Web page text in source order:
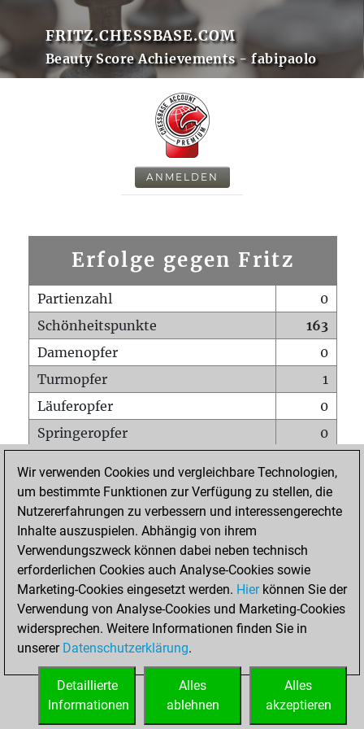
FRITZ.CHESSBASE.COM
Beauty Score Achievements - fabipaolo
ANMELDEN
Erfolge gegen Fritz
Partienzahl
0
Schönheitspunkte
163
Damenopfer
0
Turmopfer
1
Läuferopfer
0
Springeropfer
0
Matt auf vollem Brett
0
Bauer setzt Matt
0
Erstickte Matts
Unterverwandlungen
Türme auf der siebten
0
STARTSEITE
Wir verwenden Cookies und vergleichbare Technologien,
um bestimmte Funktionen zur Verfügung zu stellen, die
Nutzererfahrungen zu verbessern und interessengerechte
Inhalte auszuspielen. Abhängig von ihrem
Verwendungszweck können dabei neben technisch
erforderlichen Cookies auch Analyse-Cookies sowie
Marketing-Cookies eingesetzt werden. Hierkönnen Sie der
Verwendung von Analyse-Cookies und Marketing-Cookies
widersprechen. Weitere Informationen finden Sie in
unserer Datenschutzerklärung.
Alles
akzeptieren
Alles
ablehnen
Detaillierte
Informationen